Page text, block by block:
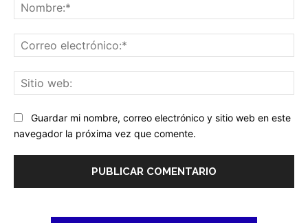
Guardar mi nombre, correo electrónico y sitio web en este
navegador la próxima vez que comente.